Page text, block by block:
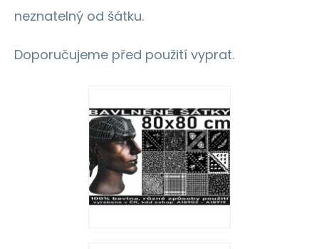
neznatelný od šátku.
Doporučujeme před použití vyprat.